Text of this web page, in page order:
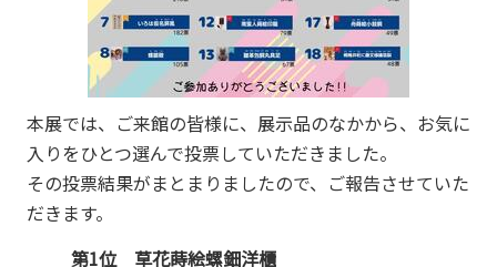
本展では、ご来館の皆様に、展示品のなかから、お気に
入りをひとつ選んで投票していただきました。
その投票結果がまとまりましたので、ご報告させていた
だきます。
第1位 草花蒔絵螺鈿洋櫃